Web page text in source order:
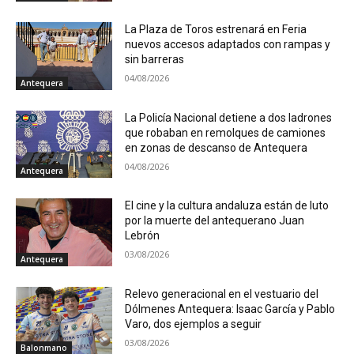
Antequera
La Plaza de Toros estrenará en Feria
nuevos accesos adaptados con rampas y
sin barreras
04/08/2026
Antequera
La Policía Nacional detiene a dos ladrones
que robaban en remolques de camiones
en zonas de descanso de Antequera
04/08/2026
Antequera
El cine y la cultura andaluza están de luto
por la muerte del antequerano Juan
Lebrón
03/08/2026
Balonmano
Relevo generacional en el vestuario del
Dólmenes Antequera: Isaac García y Pablo
Varo, dos ejemplos a seguir
03/08/2026